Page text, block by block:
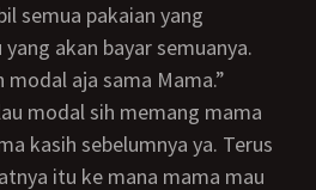
semua pakaian yang
akan bayar semuanya.
aja sama Mama.”
kasih sebelumnya ya. Terus
itu ke mana mama mau